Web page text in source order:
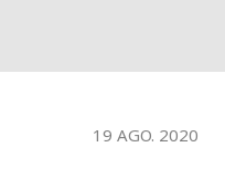
19 AGO. 2020